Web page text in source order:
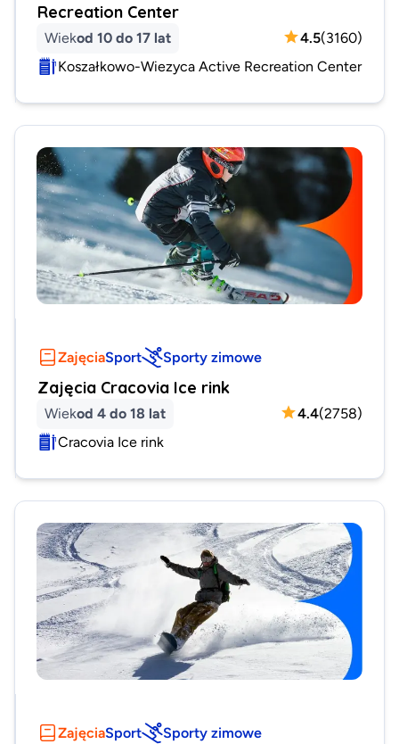
Recreation Center
Wiekod 10 do 17 lat 4.5(3160)
Koszałkowo-Wiezyca Active Recreation Center
ZajęciaSport Sporty zimowe
Zajęcia Cracovia Ice rink
Wiekod 4 do 18 lat 4.4(2758)
Cracovia Ice rink
ZajęciaSport Sporty zimowe